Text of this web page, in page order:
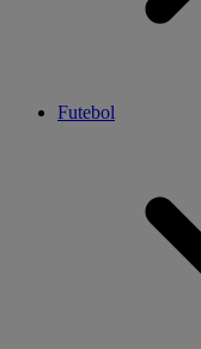
Futebol